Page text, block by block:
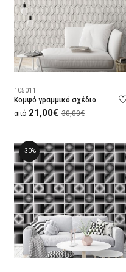
105011
Κομψό γραμμικό σχέδιο
από 21,00€ 30,00€
-30%